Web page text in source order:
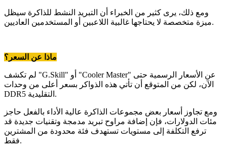
ومع ذلك، يرى كثير من الخبراء أن التبريد النشط للذاكرة سيظل
ميزة متخصصة لا يحتاجها غالبية اللاعبين أو المستخدمين العاديين.
ماذا عن السعر؟
لم تكشف "G.Skill" أو "Cooler Master" عن الأسعار الرسمية حتى
الآن، لكن من المتوقع أن تأتي هذه الذواكر بسعر أعلى من وحدات
DDR5 التقليدية.
ومع تجاوز أسعار بعض مجموعات الذاكرة عالية الأداء بالفعل حاجز
مئات الدولارات، فإن إضافة مراوح تبريد مدمجة وتقنيات جديدة قد
ترفع التكلفة إلى مستويات تستهدف فئة محدودة من المشترين
فقط.